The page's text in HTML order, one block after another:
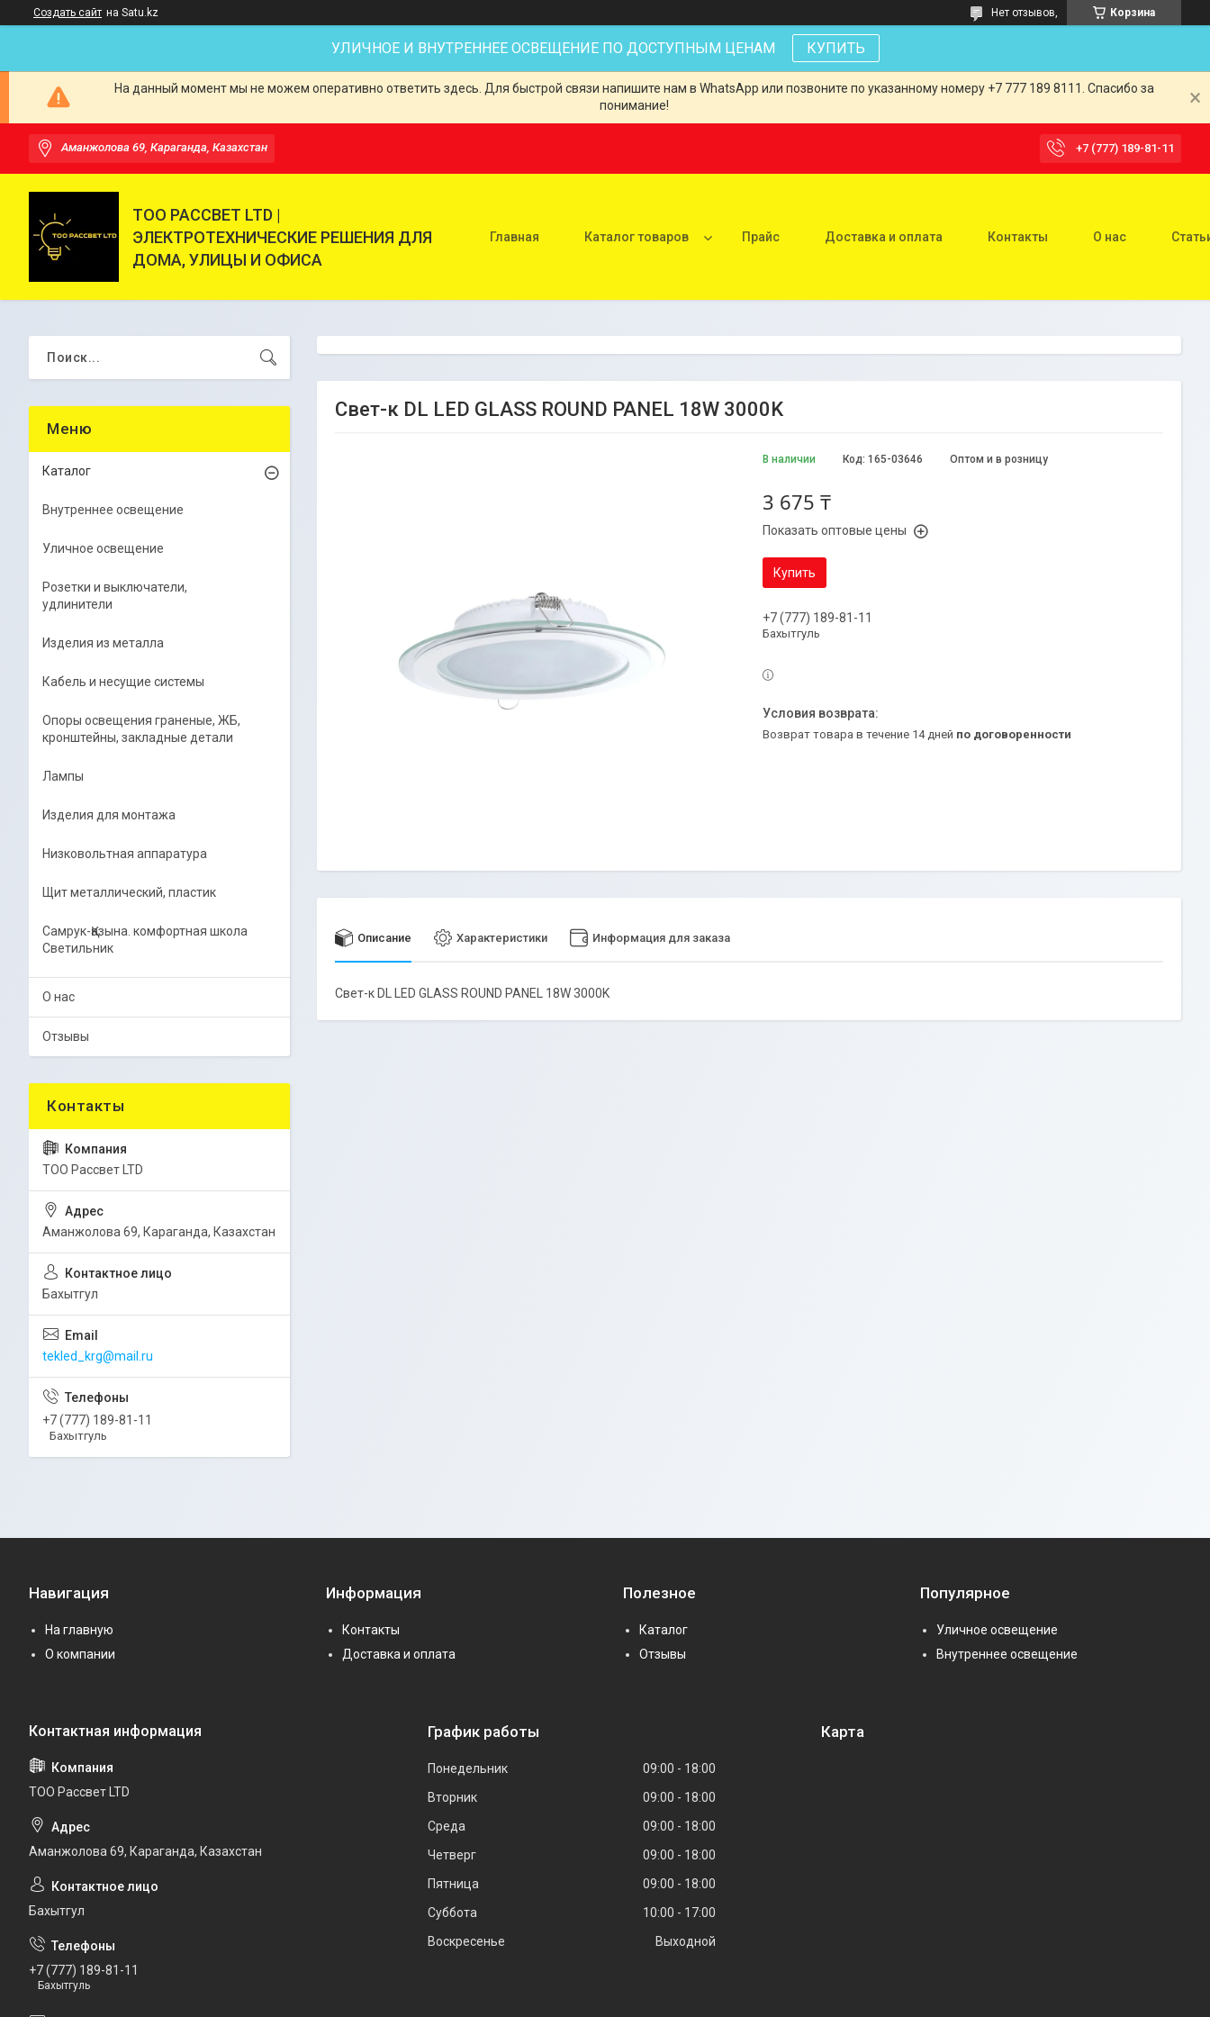
Создать сайт на Satu.kz Корзина
Нет отзывов,
УЛИЧНОЕ И ВНУТРЕННЕЕ ОСВЕЩЕНИЕ ПО ДОСТУПНЫМ ЦЕНАМ КУПИТЬ
На данный момент мы не можем оперативно ответить здесь. Для быстрой связи напишите нам в WhatsApp или позвоните по указанному номеру +7 777 189 8111. Спасибо за
понимание!
Аманжолова 69, Караганда, Казахстан +7 (777) 189-81-11
ТОО РАССВЕТ LTD |
ЭЛЕКТРОТЕХНИЧЕСКИЕ РЕШЕНИЯ ДЛЯ
ДОМА, УЛИЦЫ И ОФИСА
Главная Каталог товаров Прайс Доставка и оплата Контакты О нас
Свет-к DL LED GLASS ROUND PANEL 18W 3000K
В наличии Оптом и в розницу
Код: 165-03646
3 675 ₸
Показать оптовые цены
Купить
+7 (777) 189-81-11
Бахытгуль
возврат товара в течение 14 дней по договоренности
Описание Характеристики Информация для заказа
Свет-к DL LED GLASS ROUND PANEL 18W 3000K
Каталог
Внутреннее освещение
Уличное освещение
Розетки и выключатели,
удлинители
Изделия из металла
Кабель и несущие системы
Опоры освещения граненые, ЖБ,
кронштейны, закладные детали
Лампы
Изделия для монтажа
Низковольтная аппаратура
Щит металлический, пластик
Самрук-Қазына. комфортная школа
Светильник
О нас
Отзывы
ТОО Рассвет LTD
Аманжолова 69, Караганда, Казахстан
Бахытгул
tekled_krg@mail.ru
+7 (777) 189-81-11
Бахытгуль
Навигация
На главную
О компании
Информация
Контакты
Доставка и оплата
Полезное
Каталог
Отзывы
Популярное
Уличное освещение
Внутреннее освещение
ТОО Рассвет LTD
Аманжолова 69, Караганда, Казахстан
Бахытгул
+7 (777) 189-81-11
Бахытгуль
График работы
Понедельник 09:00
18:00
Вторник
09:00
18:00
Среда
09:00
18:00
Четверг
09:00
18:00
Пятница
09:00
18:00
Суббота
10:00
17:00
Воскресенье
Выходной
Карта